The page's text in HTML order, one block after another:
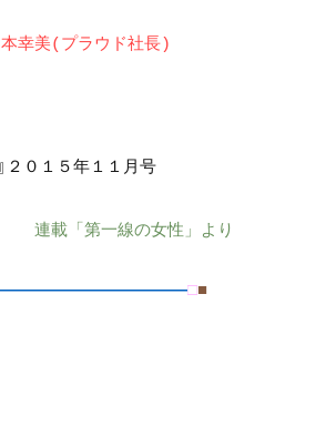
幸美(プラウド社長)
２０１５年１１月号
線の女性」より
□■